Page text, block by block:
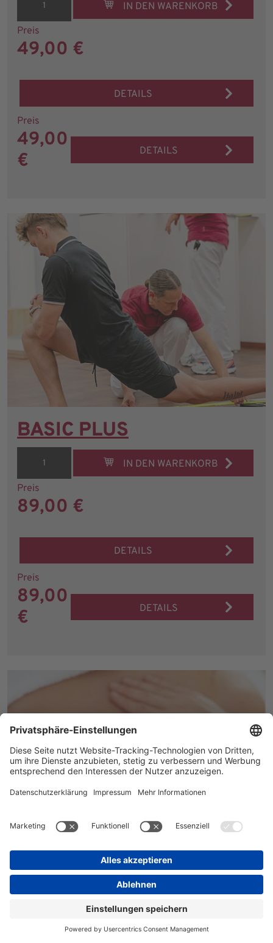
IN DEN WARENKORB
Preis
49,00 €
DETAILS
Preis
49,00
€
DETAILS
BASIC PLUS
IN DEN WARENKORB
Preis
89,00 €
DETAILS
Preis
89,00
€
DETAILS
Entspannungsmassage